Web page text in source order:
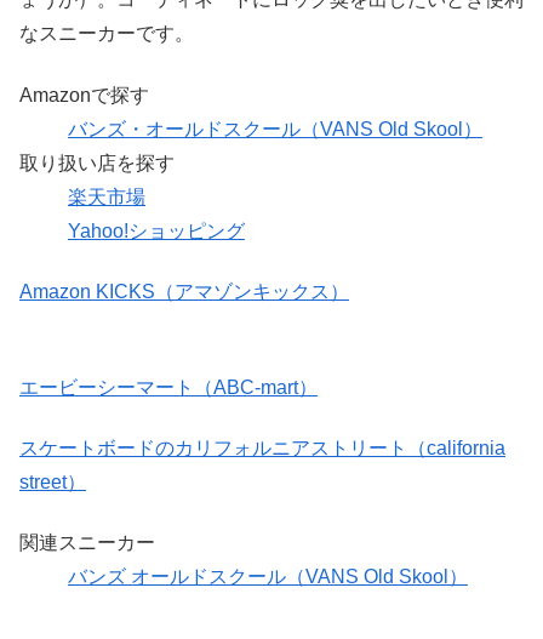
なスニーカーです。
Amazonで探す
バンズ・オールドスクール（VANS Old Skool）
取り扱い店を探す
楽天市場
Yahoo!ショッピング
Amazon KICKS（アマゾンキックス）
エービーシーマート（ABC-mart）
スケートボードのカリフォルニアストリート（california
street）
関連スニーカー
バンズ オールドスクール（VANS Old Skool）